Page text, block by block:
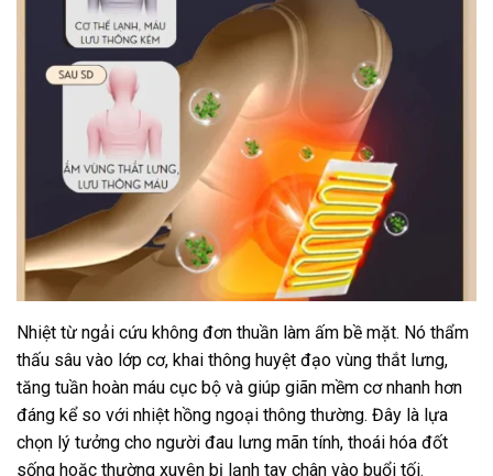
Nhiệt từ ngải cứu không đơn thuần làm ấm bề mặt. Nó thẩm
thấu sâu vào lớp cơ, khai thông huyệt đạo vùng thắt lưng,
tăng tuần hoàn máu cục bộ và giúp giãn mềm cơ nhanh hơn
đáng kể so với nhiệt hồng ngoại thông thường. Đây là lựa
chọn lý tưởng cho người đau lưng mãn tính, thoái hóa đốt
sống hoặc thường xuyên bị lạnh tay chân vào buổi tối.